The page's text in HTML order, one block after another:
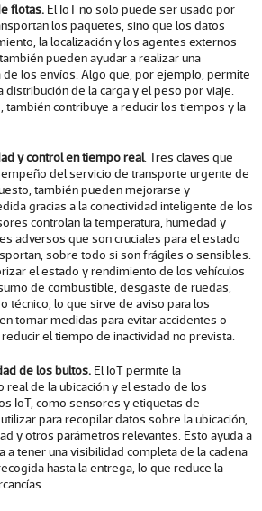
flotas. El IoT no solo puede ser usado por
los paquetes, sino que los datos
la localización y los agentes externos
pueden ayudar a realizar una
de los envíos. Algo que, por ejemplo, permite
distribución de la carga y el peso por viaje.
también contribuye a reducir los tiempos y la
y control en tiempo real. Tres claves que
del servicio de transporte urgente de
también pueden mejorarse y
gracias a la conectividad inteligente de los
controlan la temperatura, humedad y
adversos que son cruciales para el estado
sobre todo si son frágiles o sensibles.
el estado y rendimiento de los vehículos
de combustible, desgaste de ruedas,
técnico, lo que sirve de aviso para los
tomar medidas para evitar accidentes o
el tiempo de inactividad no prevista.
de los bultos. El IoT permite la
de la ubicación y el estado de los
IoT, como sensores y etiquetas de
para recopilar datos sobre la ubicación,
y otros parámetros relevantes. Esto ayuda a
a tener una visibilidad completa de la cadena
hasta la entrega, lo que reduce la